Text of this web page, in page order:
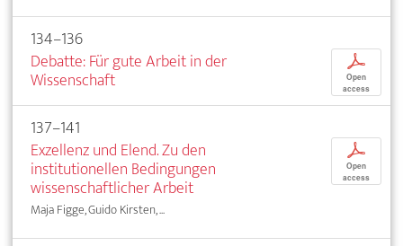
134–136
Debatte: Für gute Arbeit in der
Wissenschaft
p
Open
access
137–141
Exzellenz und Elend. Zu den
institutionellen Bedingungen
wissenschaftlicher Arbeit
Maja Figge, Guido Kirsten, ...
p
Open
access